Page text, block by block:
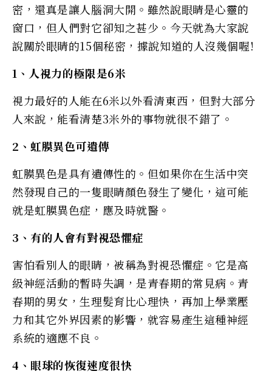
密，還真是讓人腦洞大開。雖然說眼睛是心靈的
窗口，但人們對它卻知之甚少。今天就為大家說
說關於眼睛的15個秘密，據說知道的人沒幾個喔!
1、人視力的極限是6米
視力最好的人能在6米以外看清東西，但對大部分
人來說，能看清楚3米外的事物就很不錯了。
2、虹膜異色可遺傳
虹膜異色是具有遺傳性的。但如果你在生活中突
然發現自己的一隻眼睛顏色發生了變化，這可能
就是虹膜異色症，應及時就醫。
3、有的人會有對視恐懼症
害怕看別人的眼睛，被稱為對視恐懼症。它是高
級神經活動的暫時失調，是青春期的常見病。青
春期的男女，生理髮育比心理快，再加上學業壓
力和其它外界因素的影響，就容易產生這種神經
系統的適應不良。
4、眼球的恢復速度很快